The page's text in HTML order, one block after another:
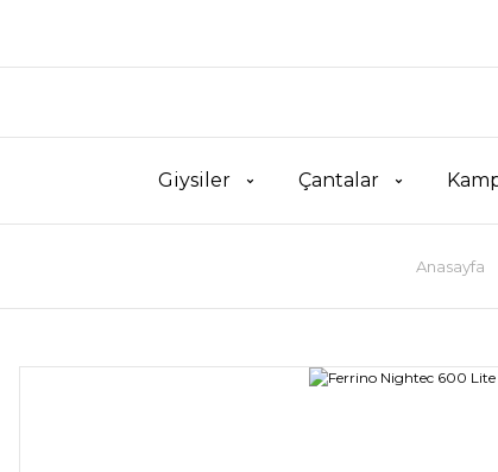
Giysiler Çantalar
Anasayfa